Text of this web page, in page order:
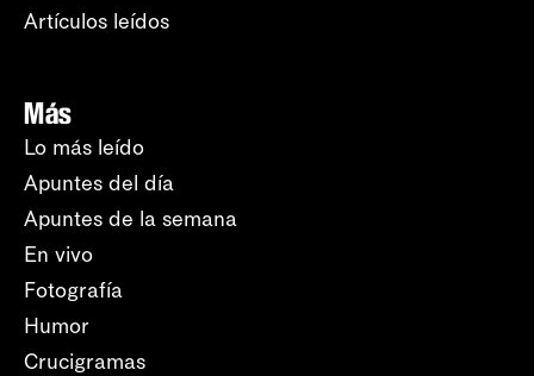
Artículos leídos
Más
Lo más leído
Apuntes del día
Apuntes de la semana
En vivo
Fotografía
Humor
Crucigramas